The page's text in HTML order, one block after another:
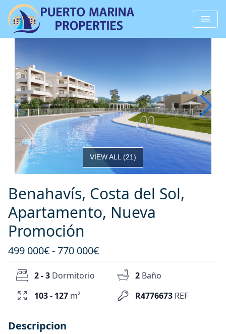
VIEW ALL(21)
Benahavís, Costa del Sol,
Apartamento, Nueva
Promoción
499 000€ - 770 000€
R4776673 REF
2 - 3 Dormitorio 2 Baño
103 - 127 m²
Descripcion